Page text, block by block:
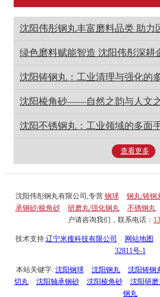
沈阳伟彤钢丸丰富磨料品类 助力
绿色磨料赋能智造 沈阳伟彤深耕
沈阳铸钢丸：工业清理与强化的
沈阳棱角砂——自然之韵与人文
沈阳不锈钢丸：工业领域的多面
查看更多
沈阳伟彤钢丸有限公司,专营 钢球 钢丸/铸钢
承钢砂/棱角砂
研磨丸/强化钢丸 不锈钢丸
户请咨询我们，联系电话：
技术支持:辽宁米搜科技有限公司 网站地图
32811号-1
本站关键字: 沈阳钢球 沈阳钢丸 沈阳铸钢
切丸
沈阳轴承钢砂 沈阳棱角砂 沈阳研磨
钢丸